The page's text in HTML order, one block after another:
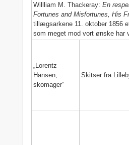
Willliam M. Thackeray:En
Fortunes and Misfortunes, His
tillægsarkene 11. oktober 1856
som meget mod vort ønske har
„Lorentz
Hansen,
skomager“
Skitser fra